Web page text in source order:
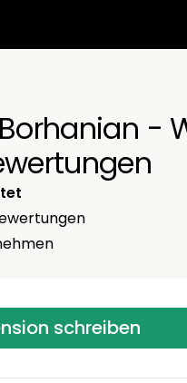
-
schreiben